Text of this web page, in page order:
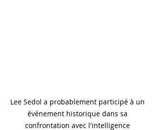
Lee Sedol a probablement participé à un
événement historique dans sa
confrontation avec l'intelligence